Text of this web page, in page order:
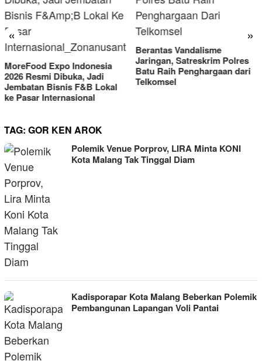
« »
Berantas Vandalisme
Jaringan, Satreskrim Polres
Batu Raih Penghargaan dari
Telkomsel
RM OG Alami Kenaikan
Omset di Porprov IX Jatim
2025
TAG: GOR KEN AROK
Polemik Venue Porprov, LIRA Minta KONI
Kota Malang Tak Tinggal Diam
Kadisporapar Kota Malang Beberkan Polemik
Pembangunan Lapangan Voli Pantai